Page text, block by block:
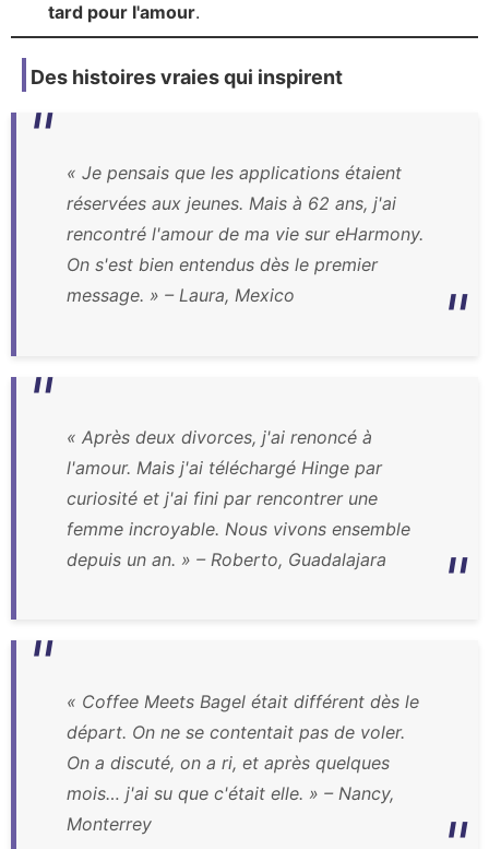
tard pour l'amour.
Des histoires vraies qui inspirent
« Je pensais que les applications étaient
réservées aux jeunes. Mais à 62 ans, j'ai
rencontré l'amour de ma vie sur eHarmony.
On s'est bien entendus dès le premier
message. » – Laura, Mexico
« Après deux divorces, j'ai renoncé à
l'amour. Mais j'ai téléchargé Hinge par
curiosité et j'ai fini par rencontrer une
femme incroyable. Nous vivons ensemble
depuis un an. » – Roberto, Guadalajara
« Coffee Meets Bagel était différent dès le
départ. On ne se contentait pas de voler.
On a discuté, on a ri, et après quelques
mois… j'ai su que c'était elle. » – Nancy,
Monterrey